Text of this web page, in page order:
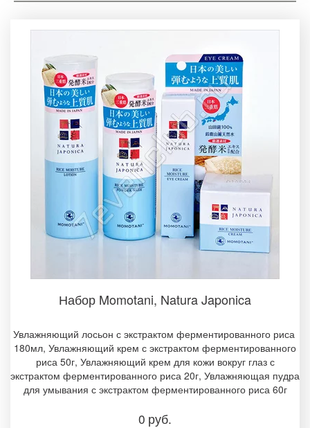
Набор Momotani, Natura Japonica
Увлажняющий лосьон с экстрактом ферментированного риса
180мл, Увлажняющий крем с экстрактом ферментированного
риса 50г, Увлажняющий крем для кожи вокруг глаз с
экстрактом ферментированного риса 20г, Увлажняющая пудра
для умывания с экстрактом ферментированного риса 60г­
0 руб.